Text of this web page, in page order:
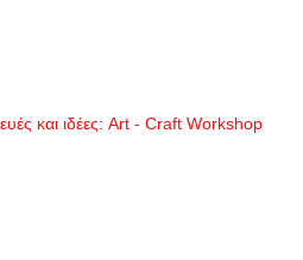
και ιδέες: Art - Craft Workshop